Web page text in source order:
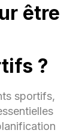
être
?
sportifs,